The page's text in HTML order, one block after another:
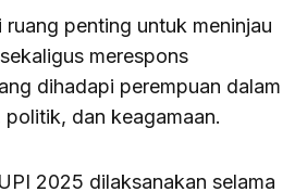
ruang penting untuk meninjau
merespons
dihadapi perempuan dalam
dan keagamaan.
2025 dilaksanakan selama